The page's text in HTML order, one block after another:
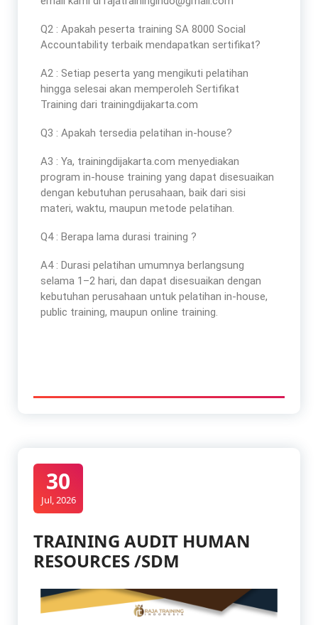
Q2 : Apakah peserta training SA 8000 Social
Accountability terbaik mendapatkan sertifikat?
A2 : Setiap peserta yang mengikuti pelatihan
hingga selesai akan memperoleh Sertifikat
Training dari trainingdijakarta.com
Q3 : Apakah tersedia pelatihan in-house?
A3 : Ya, trainingdijakarta.com menyediakan
program in-house training yang dapat disesuaikan
dengan kebutuhan perusahaan, baik dari sisi
materi, waktu, maupun metode pelatihan.
Q4 : Berapa lama durasi training ?
A4 : Durasi pelatihan umumnya berlangsung
selama 1–2 hari, dan dapat disesuaikan dengan
kebutuhan perusahaan untuk pelatihan in-house,
public training, maupun online training.
30
Jul, 2026
TRAINING AUDIT HUMAN
RESOURCES /SDM